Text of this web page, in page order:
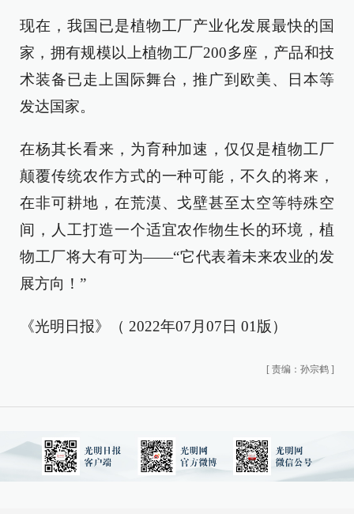
现在，我国已是植物工厂产业化发展最快的国
家，拥有规模以上植物工厂200多座，产品和技
术装备已走上国际舞台，推广到欧美、日本等
发达国家。
在杨其长看来，为育种加速，仅仅是植物工厂
颠覆传统农作方式的一种可能，不久的将来，
在非可耕地，在荒漠、戈壁甚至太空等特殊空
间，人工打造一个适宜农作物生长的环境，植
物工厂将大有可为——“它代表着未来农业的发
展方向！”
《光明日报》（ 2022年07月07日 01版）
[ 责编：孙宗鹤 ]